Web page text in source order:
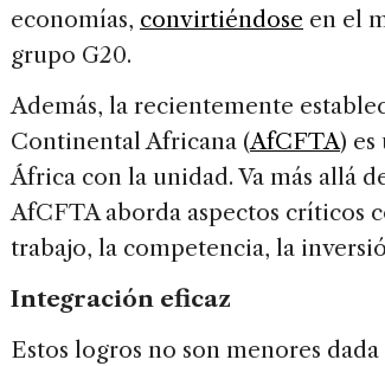
economías, convirtiéndose en el
grupo G20.
Además, la recientemente
Continental Africana (AfCFTA)
África con la unidad. Va más allá
AfCFTA aborda aspectos críticos
trabajo, la competencia, la
Integración eficaz
Estos logros no son menores